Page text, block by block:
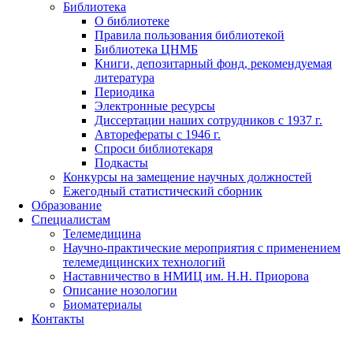
Библиотека
О библиотеке
Правила пользования библиотекой
Библиотека ЦНМБ
Книги, депозитарный фонд, рекомендуемая
литература
Периодика
Электронные ресурсы
Диссертации наших сотрудников с 1937 г.
Авторефераты с 1946 г.
Спроси библиотекаря
Подкасты
Конкурсы на замещение научных должностей
Ежегодный статистический сборник
Образование
Специалистам
Телемедицина
Научно-практические мероприятия с применением
телемедицинских технологий
Наставничество в НМИЦ им. Н.Н. Приорова
Описание нозологии
Биоматериалы
Контакты